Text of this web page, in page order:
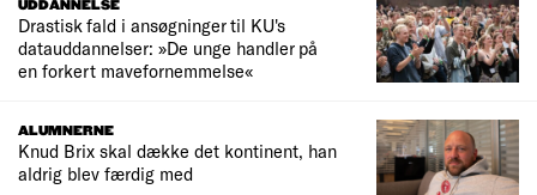
UDDANNELSE
Drastisk fald i ansøgninger til KU's
datauddannelser: »De unge handler på
en forkert mavefornemmelse«
ALUMNERNE
Knud Brix skal dække det kontinent, han
aldrig blev færdig med